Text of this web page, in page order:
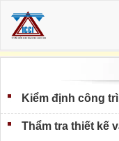
Kiểm định công
Thẩm tra thiết kế